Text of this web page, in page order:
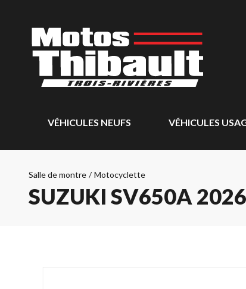
VÉHICULES NEUFS VÉHICULES
Salle de montre / Motocyclette
SUZUKI SV650A 2026